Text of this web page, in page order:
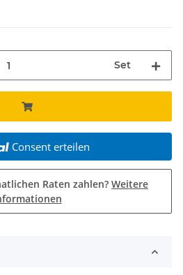
Set
Consent erteilen
Raten zahlen? Weitere